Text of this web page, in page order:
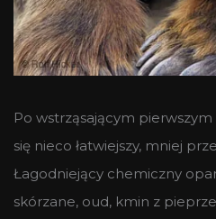
Po wstrząsającym
się nieco łatwiejszy, mniej
Łagodniejący chemiczny
skórzane, oud, kmin z